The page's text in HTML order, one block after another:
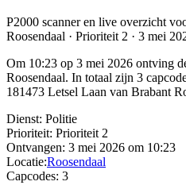
P2000 scanner en live overzicht
Roosendaal · Prioriteit 2 · 3 mei
Om 10:23 op 3 mei 2026 ontving
Roosendaal. In totaal zijn 3
181473 Letsel Laan van Brabant
Dienst: Politie
Prioriteit: Prioriteit 2
Ontvangen: 3 mei 2026 om 10:23
Locatie:Roosendaal
Capcodes: 3